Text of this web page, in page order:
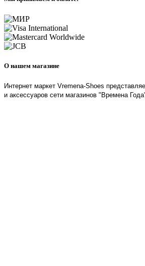
О нашем магазине
Интернет маркет Vremena-Shoes
и аксессуаров сети магазинов "Времена